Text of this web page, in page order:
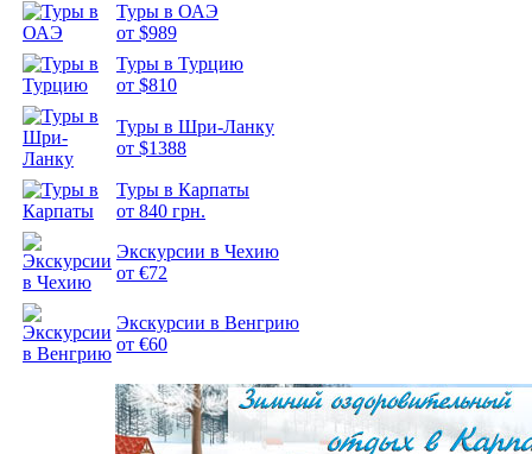
Туры в ОАЭ
от $989
Туры в Турцию
от $810
Туры в Шри-Ланку
от $1388
Туры в Карпаты
от 840 грн.
Экскурсии в Чехию
от €72
Экскурсии в Венгрию
от €60